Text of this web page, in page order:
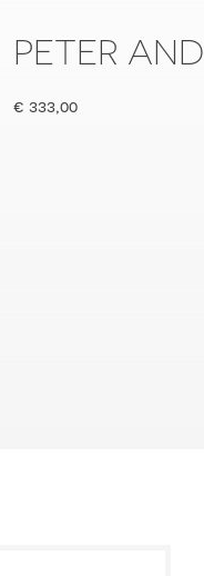
PETER
€ 333,00